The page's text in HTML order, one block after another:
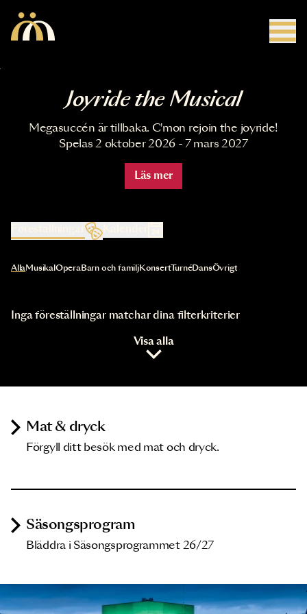
Joyride the Musical
Megasuccén är tillbaka. C'mon rejoin the joyride!
Spelas 2 oktober 2026 - 7 mars 2027
Läs mer
Kalender
Val av kategori uppdaterar innehållet automatiskt
AllaMusikal OperaBarn och familjKonsertTurnéDansÖvrigt
Inga föreställningar matchar dina filterkriterier
Visa alla
Mat & dryck
Förgyll ditt besök med mat och dryck.
Säsongsprogram
Bläddra i Säsongsprogrammet 26/27